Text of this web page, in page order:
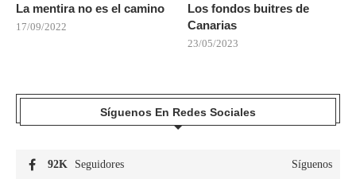
La mentira no es el camino
17/09/2022
Los fondos buitres de
Canarias
23/05/2023
Síguenos En Redes Sociales
92K Seguidores Síguenos